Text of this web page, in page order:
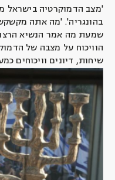
'מצב הדמוקרטיה בישראל
בהונגריה'. 'מה אתה
שמעת מה אמר הנשיא
הוויכוח על מצבה של
שיחות, דיונים וויכוחים